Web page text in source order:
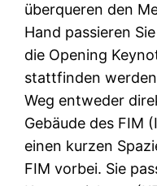
überqueren den
Hand passieren
die Opening
stattfinden
Weg entweder
Gebäude des FIM
einen kurzen
FIM vorbei. Sie